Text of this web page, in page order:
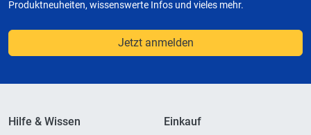
Produktneuheiten, wissenswerte Infos und vieles mehr.
Jetzt anmelden
Hilfe & Wissen Einkauf